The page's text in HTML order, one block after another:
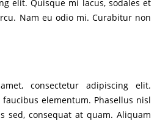
elit. Quisque mi lacus, sodales et
Nam eu odio mi. Curabitur non
consectetur adipiscing elit.
elementum. Phasellus nisl
sed, consequat at quam. Aliquam